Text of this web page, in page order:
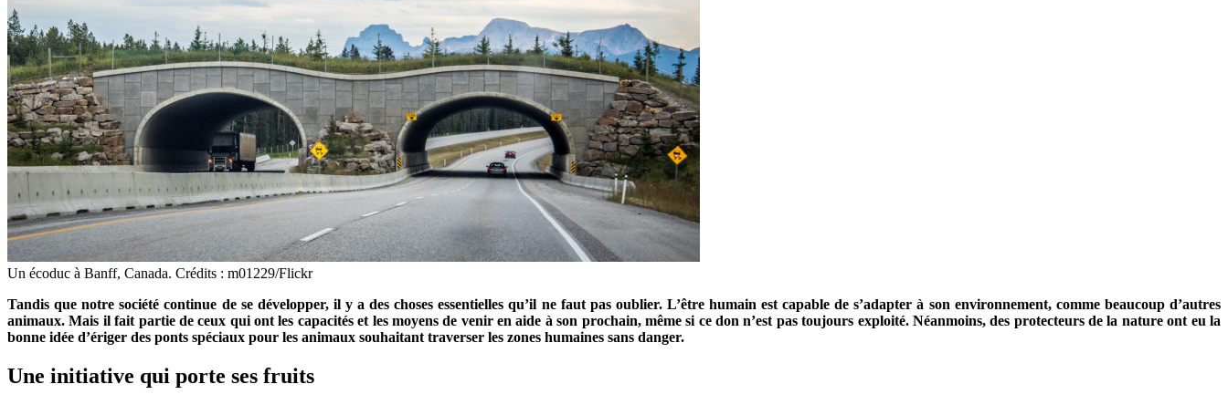
Un écoduc à Banff, Canada. Crédits : m01229/Flickr
Tandis que notre société continue de se développer, il y a des choses essentielles qu’il ne faut pas oublier. L’être humain est capable de s’adapter à son environnement, comme beaucoup d’autres
animaux. Mais il fait partie de ceux qui ont les capacités et les moyens de venir en aide à son prochain, même si ce don n’est pas toujours exploité. Néanmoins, des protecteurs de la nature ont eu la
bonne idée d’ériger des ponts spéciaux pour les animaux souhaitant traverser les zones humaines sans danger.
Une initiative qui porte ses fruits